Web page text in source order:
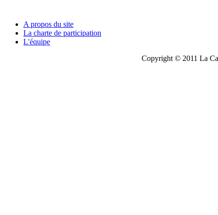
A propos du site
La charte de participation
L'équipe
Copyright © 2011 La